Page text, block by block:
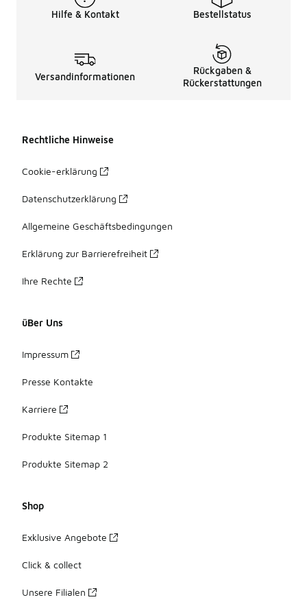
Hilfe & Kontakt Bestellstatus
Versandinformationen
Rückgaben &
Rückerstattungen
Rechtliche Hinweise
Cookie-erklärung
Datenschutzerklärung
Allgemeine Geschäftsbedingungen
Erklärung zur Barrierefreiheit
Ihre Rechte
üBer Uns
Impressum
Presse Kontakte
Karriere
Produkte Sitemap 1
Produkte Sitemap 2
Shop
Exklusive Angebote
Click & collect
Unsere Filialen